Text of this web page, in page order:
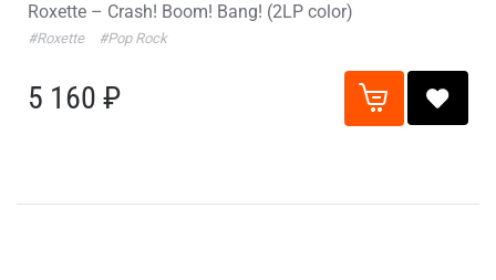
Roxette – Crash! Boom! Bang! (2LP color)
#Roxette #Pop Rock
5 160 ₽